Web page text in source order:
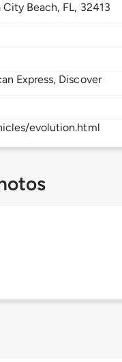
City Beach, FL, 32413
Express, Discover
evolution.html